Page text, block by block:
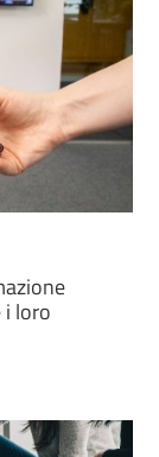
i loro